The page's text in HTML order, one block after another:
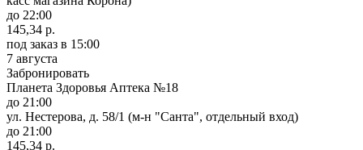
до 22:00
145,34 р.
под заказ в 15:00
7 августа
Забронировать
Планета Здоровья Аптека №18
до 21:00
ул. Нестерова, д. 58/1 (м-н "Санта", отдельный вход)
до 21:00
145,34 р.